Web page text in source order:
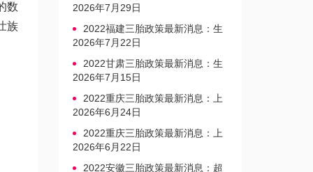
数
族
文读懂上户口是否罚款
2026年7月29日
2022福建三胎政策最新消息：生
育奖励发放迎新标准
2026年7月22日
2022甘肃三胎政策最新消息：生
育产假不享受带薪福利
2026年7月15日
2022重庆三胎政策最新消息：上
户口、办准生证指南
2026年6月24日
2022重庆三胎政策最新消息：上
户口、办准生证指南
2026年6月22日
2022安徽三胎政策最新消息：超